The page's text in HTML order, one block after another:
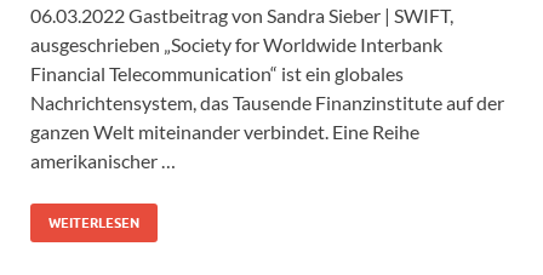
06.03.2022 Gastbeitrag von Sandra Sieber | SWIFT,
ausgeschrieben „Society for Worldwide Interbank
Financial Telecommunication“ ist ein globales
Nachrichtensystem, das Tausende Finanzinstitute auf der
ganzen Welt miteinander verbindet. Eine Reihe
amerikanischer …
WEITERLESEN